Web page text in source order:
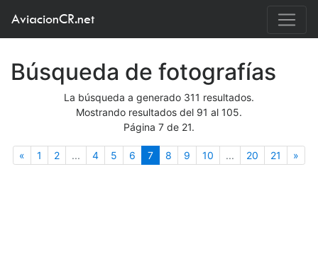
AviacionCR.net
Búsqueda de fotografías
La búsqueda a generado 311 resultados.
Mostrando resultados del 91 al 105.
Página 7 de 21.
« Anterior
1 2 ... 4 5 6 7(actual)
8 9 10 ... 20 21 »